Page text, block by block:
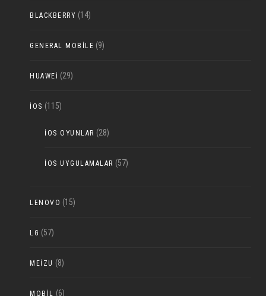
BLACKBERRY (14)
GENERAL MOBILE (9)
HUAWEI (29)
IOS (115)
IOS OYUNLAR (28)
IOS UYGULAMALAR (57)
LENOVO (15)
LG (57)
MEIZU (8)
MOBIL (6)